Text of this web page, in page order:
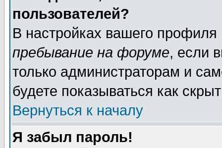
пользователей?
В настройках вашего
пребывание на форуме, если
только администраторам и
будете показываться как
Вернуться к началу
Я забыл пароль!